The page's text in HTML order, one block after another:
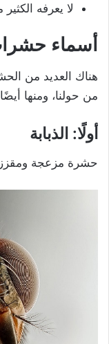
لا يعرفه
أسماء
هناك العديد من
من حولنا، ومنها
أولًا: الذبابة
حشرة مزعجة